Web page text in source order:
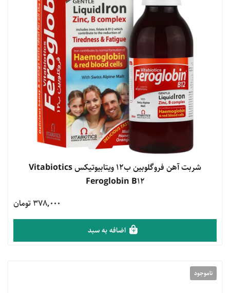
مشاهده محصول
شربت آهن فروگلوبین ب12 ویتابیوتیکس Vitabiotics
Feroglobin B12
378,000 تومان
اضافه به سبد
ناموجود